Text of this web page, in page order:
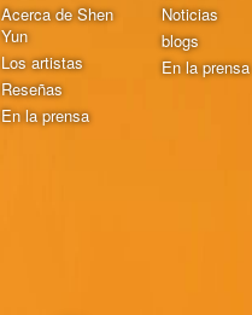
Acerca de Shen
Yun
Los artistas
Reseñas
En la prensa
Noticias
blogs
En la prensa